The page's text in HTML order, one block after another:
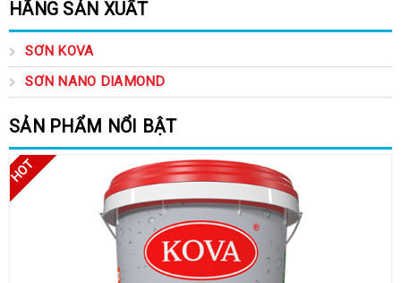
HÃNG SẢN XUẤT
SƠN KOVA
SƠN NANO DIAMOND
SẢN PHẨM NỔI BẬT